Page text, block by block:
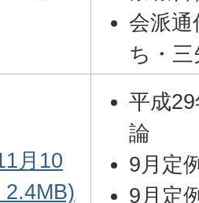
会派
ち・
月10
2.4MB)
平成
論
9月定
9月定